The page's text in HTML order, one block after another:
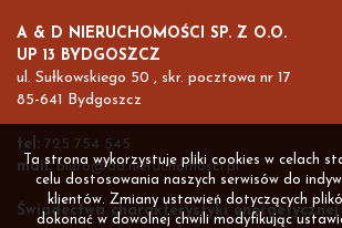
A & D NIERUCHOMOŚCI SP. Z O.O.
UP 13 BYDGOSZCZ
ul. Sułkowskiego 50 , skr. pocztowa nr 17
85-641 Bydgoszcz
tel: 725 754 545
mail: biuro@ad.nieruchomosci.pl
Świadectwa charakterystyki energetycznej
Ta strona wykorzystuje pliki cookies w celach
celu dostosowania naszych serwisów do
klientów. Zmiany ustawień dotyczących
dokonać w dowolnej chwili modyfikując